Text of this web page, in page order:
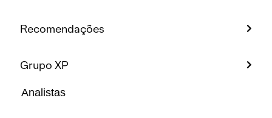
Recomendações
Grupo XP
Analistas